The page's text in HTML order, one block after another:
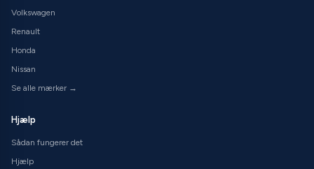
Volkswagen
Renault
Honda
Nissan
Se alle mærker →
Hjælp
Sådan fungerer det
Hjælp